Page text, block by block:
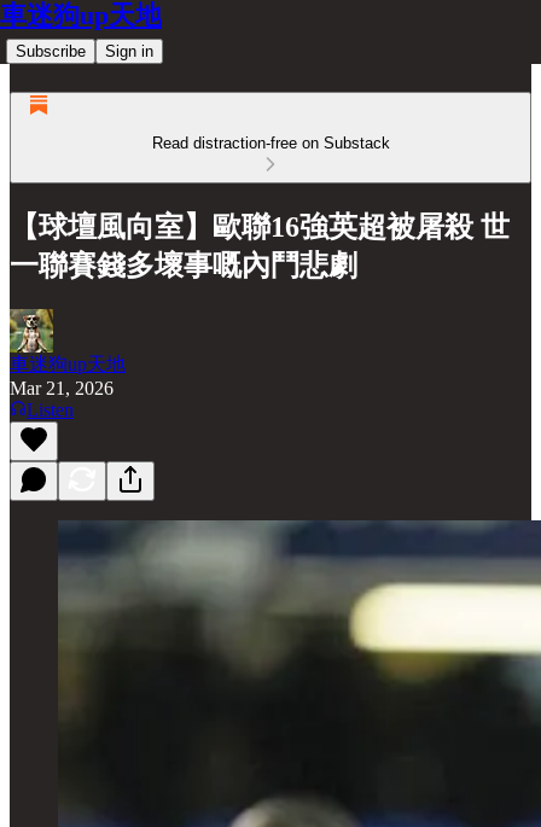
車迷狗up天地
Subscribe Sign in
Read distraction-free on Substack
【球壇風向室】歐聯16強英超被屠殺 世
一聯賽錢多壞事嘅內鬥悲劇
車迷狗up天地
Mar 21, 2026
Listen